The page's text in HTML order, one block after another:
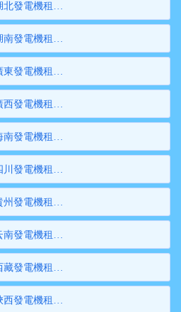
湖北柴油發電機租賃出租,湖北發電機租賃,湖北發電機出租,湖北大型發電機租賃,湖北大型發電機出租
湖南柴油發電機租賃出租,湖南發電機租賃,湖南發電機出租,湖南大型發電機租賃,湖南大型發電機出租
廣東柴油發電機租賃出租,廣東發電機租賃,廣東發電機出租,廣東大型發電機租賃,廣東大型發電機出租
廣西柴油發電機租賃出租,廣西發電機租賃,廣西發電機出租,廣西大型發電機租賃,廣西大型發電機出租
海南柴油發電機租賃出租,海南發電機租賃,海南發電機出租,海南大型發電機租賃,海南大型發電機出租
四川柴油發電機租賃出租,四川發電機租賃,四川發電機出租,四川大型發電機租賃,四川大型發電機出租
貴州柴油發電機租賃出租,貴州發電機租賃,貴州發電機出租,貴州大型發電機租賃,貴州大型發電機出租
云南柴油發電機租賃出租,云南發電機租賃,云南發電機出租,云南大型發電機租賃,云南大型發電機出租
西藏柴油發電機租賃出租,西藏發電機租賃,西藏發電機出租,西藏大型發電機租賃,西藏大型發電機出租
陜西柴油發電機租賃出租,陜西發電機租賃,陜西發電機出租,陜西大型發電機租賃,陜西大型發電機出租